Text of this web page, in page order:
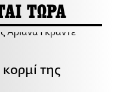
ΤΩΡΑ
της